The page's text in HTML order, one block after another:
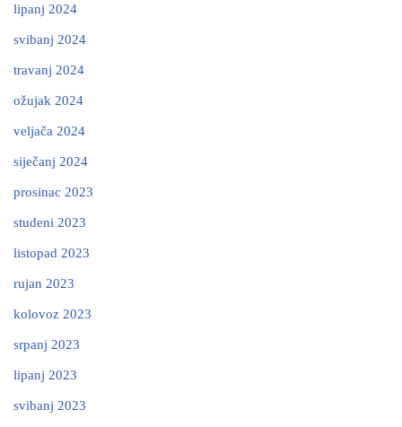
lipanj 2024
svibanj 2024
travanj 2024
ožujak 2024
veljača 2024
siječanj 2024
prosinac 2023
studeni 2023
listopad 2023
rujan 2023
kolovoz 2023
srpanj 2023
lipanj 2023
svibanj 2023